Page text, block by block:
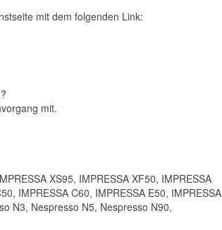
mit dem folgenden Link:
mit.
XS95, IMPRESSA XF50, IMPRESSA
IMPRESSA C60, IMPRESSA E50, IMPRESSA
N3, Nespresso N5, Nespresso N90,